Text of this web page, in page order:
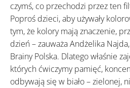
czymś, co przechodzi przez ten
Poproś dzieci, aby używały
tym, że kolory mają znaczenie,
dzień – zauważa Andżelika
Brainy Polska. Dlatego właśnie
których ćwiczymy pamięć,
odbywają się w biało – zielonej,